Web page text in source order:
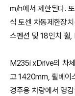
m/h에서 제한된다.
식 토센 차동제한장
스펜션 및 18인치 휠
M235i xDrive의 차
고 1420mm, 휠베이
경주용 차량에서 영